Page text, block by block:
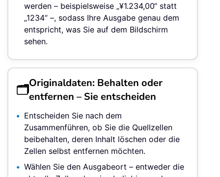
werden – beispielsweise „¥1.234,00“ statt
„1234“ –, sodass Ihre Ausgabe genau dem
entspricht, was Sie auf dem Bildschirm
sehen.
🗂️Originaldaten: Behalten oder
entfernen – Sie entscheiden
Entscheiden Sie nach dem
Zusammenführen, ob Sie die Quellzellen
beibehalten, deren Inhalt löschen oder die
Zellen selbst entfernen möchten.
Wählen Sie den Ausgabeort – entweder die